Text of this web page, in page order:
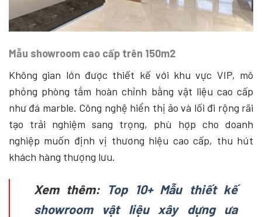
Mẫu showroom cao cấp trên 150m2
Không gian lớn được thiết kế với khu vực VIP, mô
phỏng phòng tắm hoàn chỉnh bằng vật liệu cao cấp
như đá marble. Công nghệ hiển thị ảo và lối đi rộng rãi
tạo trải nghiệm sang trọng, phù hợp cho doanh
nghiệp muốn định vị thương hiệu cao cấp, thu hút
khách hàng thượng lưu.
Xem thêm:
Top 10+ Mẫu thiết kế
showroom vật liệu xây dựng ưa